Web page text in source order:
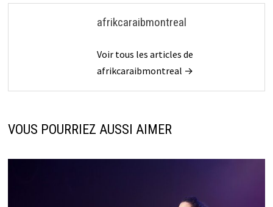
afrikcaraibmontreal
Voir tous les articles de
afrikcaraibmontreal →
VOUS POURRIEZ AUSSI AIMER